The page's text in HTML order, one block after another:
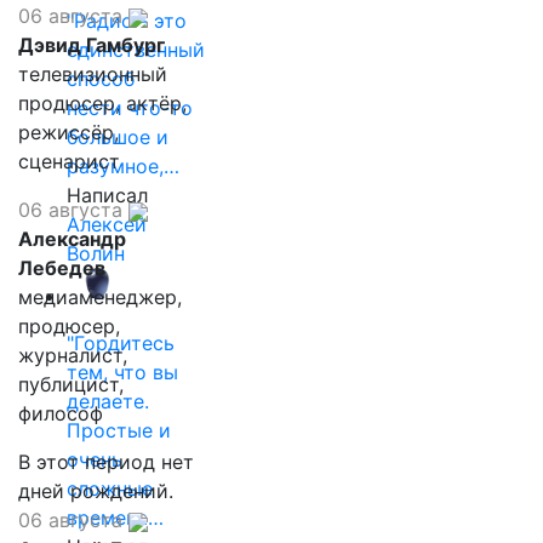
"Радио - это
единственный
способ
нести что-то
большое и
разумное,…
Написал
Алексей
Волин
"Гордитесь
тем, что вы
делаете.
Простые и
очень
сложные
времена…
06 августа
Дэвид Гамбург
телевизионный
продюсер, актёр,
режиссёр,
сценарист
06 августа
Александр
Лебедев
медиаменеджер,
продюсер,
журналист,
публицист,
философ
В этот период нет
дней рождений.
06 августа